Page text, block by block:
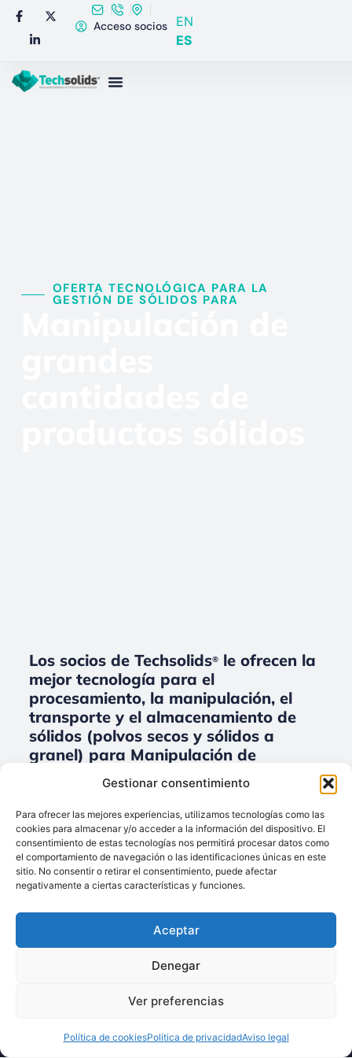
Gestionar consentimiento
Para ofrecer las mejores experiencias, utilizamos tecnologías como las
cookies para almacenar y/o acceder a la información del dispositivo. El
consentimiento de estas tecnologías nos permitirá procesar datos como
el comportamiento de navegación o las identificaciones únicas en este
sitio. No consentir o retirar el consentimiento, puede afectar
negativamente a ciertas características y funciones.
Aceptar
Denegar
Ver preferencias
Política de cookiesPolítica de privacidadAviso legal
Acceso socios
EN
ES
OFERTA TECNOLÓGICA PARA LA
GESTIÓN DE SÓLIDOS PARA​
Los socios de Techsolids®le ofrecen la
mejor tecnología para el
procesamiento, la manipulación, el
transporte y el almacenamiento de
sólidos (polvos secos y sólidos a
granel) para Manipulación de
grandes cantidades de productos
No data was found
formado por las
tecnología y los
servicios para el
Llámenos:
+34 93 238 68 68
Dónde estamos:
C/ Francisco Giner,
27, bajos
08012 Barcelona
Escríbanos:
info@techsolids.com